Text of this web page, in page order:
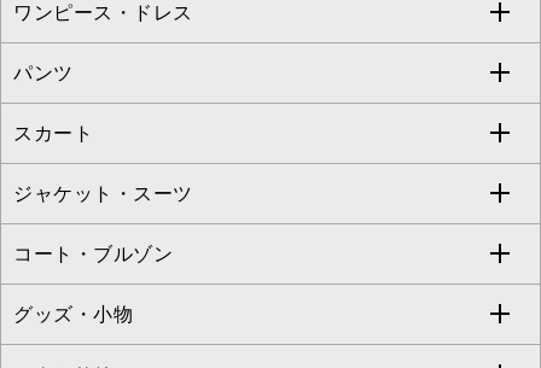
すべてのトップス
カットソー・Tシャツ
ブラウス・シャツ
ニット・セーター
カーディガン
アンサンブルセット
ワンピース・ドレス
すべてのワンピース・ドレス
ワンピース
ドレス
チュニック
ジャンパースカート
パンツ
すべてのパンツ
フルレングスパンツ
クロップド・半端丈パンツ
ガウチョ・ワイドパンツ
スカート
すべてのスカート
ロング・マキシ丈スカート
ひざ丈スカート
ジャケット・スーツ
すべてのジャケット・スーツ
テーラードジャケット
コート・ブルゾン
すべてのコート・ブルゾン
グッズ・小物